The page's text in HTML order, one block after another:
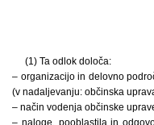
(1) Ta odlok določa:
– organizacijo in delovno
(v nadaljevanju: občinska
– način vodenja občinske
– naloge, pooblastila in